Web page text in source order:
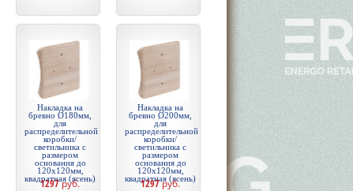
Накладка на
бревно Ø180мм,
для
распределительной
коробки/
светильника с
размером
основания до
120х120мм,
квадратная (ясень)
1297руб.
Накладка на
бревно Ø200мм,
для
распределительной
коробки/
светильника с
размером
основания до
120х120мм,
квадратная (ясень)
1297руб.